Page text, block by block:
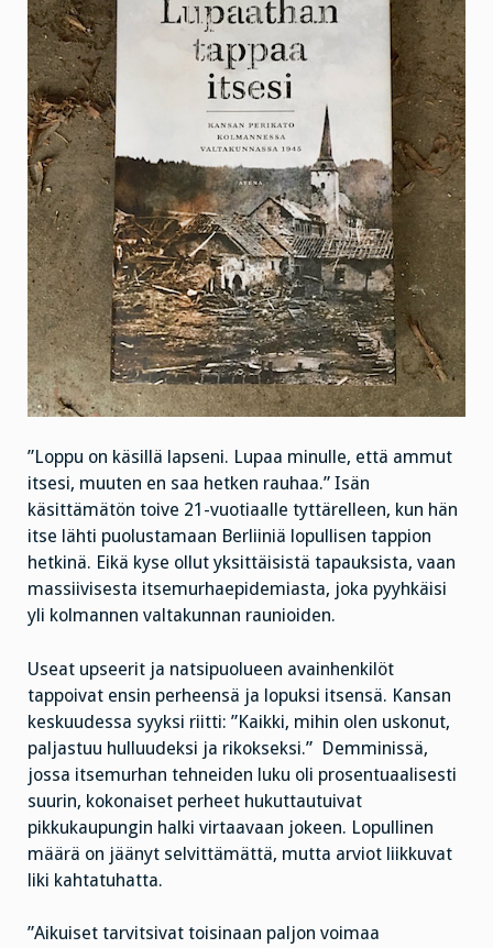
”Loppu on käsillä lapseni. Lupaa minulle, että ammut
itsesi, muuten en saa hetken rauhaa.” Isän
käsittämätön toive 21-vuotiaalle tyttärelleen, kun hän
itse lähti puolustamaan Berliiniä lopullisen tappion
hetkinä. Eikä kyse ollut yksittäisistä tapauksista, vaan
massiivisesta itsemurhaepidemiasta, joka pyyhkäisi
yli kolmannen valtakunnan raunioiden.
Useat upseerit ja natsipuolueen avainhenkilöt
tappoivat ensin perheensä ja lopuksi itsensä. Kansan
keskuudessa syyksi riitti: ”Kaikki, mihin olen uskonut,
paljastuu hulluudeksi ja rikokseksi.” Demminissä,
jossa itsemurhan tehneiden luku oli prosentuaalisesti
suurin, kokonaiset perheet hukuttautuivat
pikkukaupungin halki virtaavaan jokeen. Lopullinen
määrä on jäänyt selvittämättä, mutta arviot liikkuvat
liki kahtatuhatta.
”Aikuiset tarvitsivat toisinaan paljon voimaa